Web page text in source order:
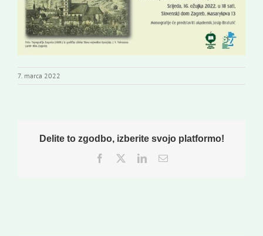
7. marca 2022
Delite to zgodbo, izberite svojo platformo!
Facebook
TwitterLinkedInEmail